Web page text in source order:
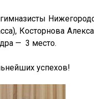
гимназисты
Косторнова
— 3 место.
успехов!